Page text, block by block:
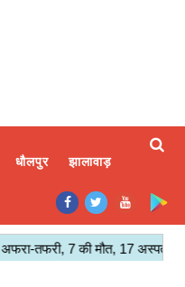
धौलपुर
झालावाड़